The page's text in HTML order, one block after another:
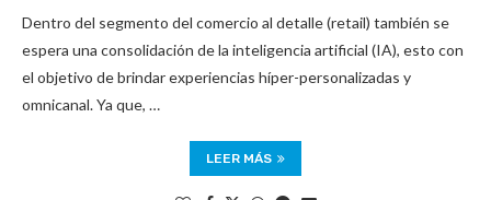
Dentro del segmento del comercio al detalle (retail) también se
espera una consolidación de la inteligencia artificial (IA), esto con
el objetivo de brindar experiencias híper-personalizadas y
omnicanal. Ya que, …
LEER MÁS